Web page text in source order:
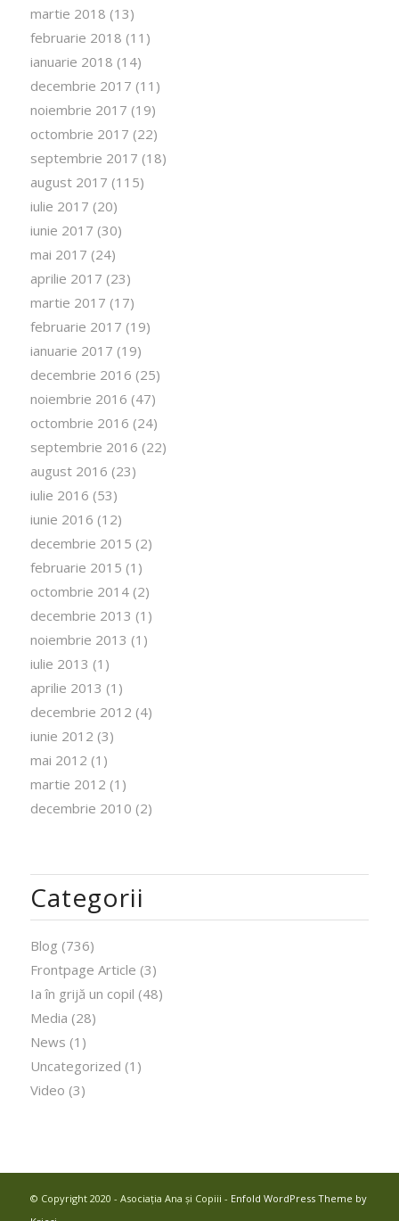
martie 2018 (13)
februarie 2018 (11)
ianuarie 2018 (14)
decembrie 2017 (11)
noiembrie 2017 (19)
octombrie 2017 (22)
septembrie 2017 (18)
august 2017 (115)
iulie 2017 (20)
iunie 2017 (30)
mai 2017 (24)
aprilie 2017 (23)
martie 2017 (17)
februarie 2017 (19)
ianuarie 2017 (19)
decembrie 2016 (25)
noiembrie 2016 (47)
octombrie 2016 (24)
septembrie 2016 (22)
august 2016 (23)
iulie 2016 (53)
iunie 2016 (12)
decembrie 2015 (2)
februarie 2015 (1)
octombrie 2014(2)
decembrie 2013 (1)
noiembrie 2013 (1)
iulie 2013 (1)
aprilie 2013 (1)
decembrie 2012 (4)
iunie 2012 (3)
mai 2012 (1)
martie 2012 (1)
decembrie 2010 (2)
Categorii
Blog (736)
Frontpage Article (3)
Ia în grijă un copil (48)
Media (28)
News (1)
Uncategorized (1)
Video (3)
© Copyright 2020 - Asociația Ana și Copiii - Enfold WordPress Theme by